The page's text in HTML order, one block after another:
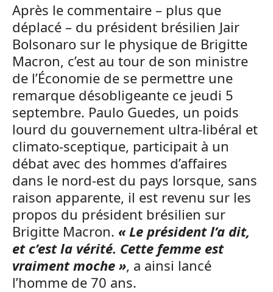
Après le commentaire – plus que
déplacé – du président brésilien Jair
Bolsonaro sur le physique de Brigitte
Macron, c’est au tour de son ministre
de l’Économie de se permettre une
remarque désobligeante ce jeudi 5
septembre. Paulo Guedes, un poids
lourd du gouvernement ultra-libéral et
climato-sceptique, participait à un
débat avec des hommes d’affaires
dans le nord-est du pays lorsque, sans
raison apparente, il est revenu sur les
propos du président brésilien sur
Brigitte Macron. « Le président l’a dit,
et c’est la vérité. Cette femme est
vraiment moche », a ainsi lancé
l’homme de 70 ans.